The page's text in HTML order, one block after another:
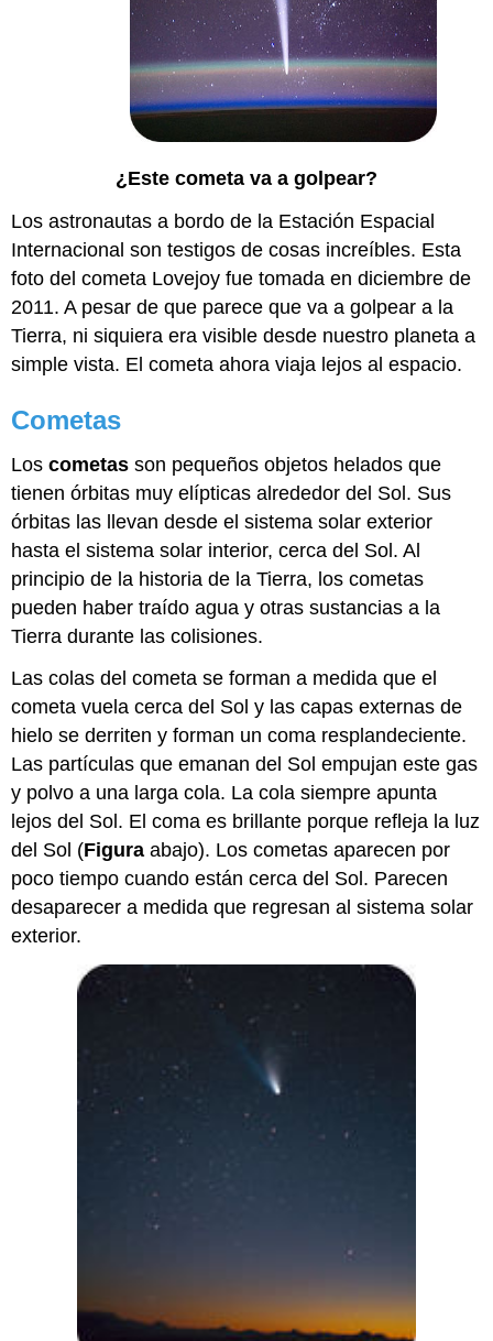
¿Este cometa va a golpear?
Los astronautas a bordo de la Estación Espacial
Internacional son testigos de cosas increíbles. Esta
foto del cometa Lovejoy fue tomada en diciembre de
2011. A pesar de que parece que va a golpear a la
Tierra, ni siquiera era visible desde nuestro planeta a
simple vista. El cometa ahora viaja lejos al espacio.
Cometas
Loscometas son pequeños objetos helados que
tienen órbitas muy elípticas alrededor del Sol. Sus
órbitas las llevan desde el sistema solar exterior
hasta el sistema solar interior, cerca del Sol. Al
principio de la historia de la Tierra, los cometas
pueden haber traído agua y otras sustancias a la
Tierra durante las colisiones.
Las colas del cometa se forman a medida que el
cometa vuela cerca del Sol y las capas externas de
hielo se derriten y forman un coma resplandeciente.
Las partículas que emanan del Sol empujan este gas
y polvo a una larga cola. La cola siempre apunta
lejos del Sol. El coma es brillante porque refleja la luz
del Sol (Figura abajo). Los cometas aparecen por
poco tiempo cuando están cerca del Sol. Parecen
desaparecer a medida que regresan al sistema solar
exterior.